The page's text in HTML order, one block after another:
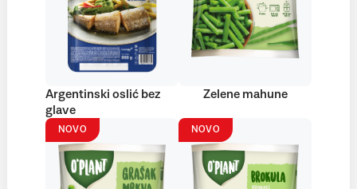
Argentinski oslić bez
glave
Zelene mahune
NOVO NOVO